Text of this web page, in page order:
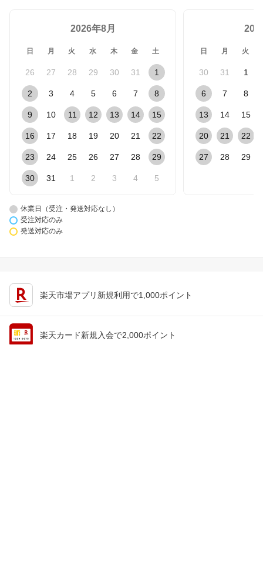
2026年8月
日 月 火 水 木 金 土
26 27 28 29 30 31 1
2 3 4 5 6 7 8
9 10 11 12 13 14 15
16 17 18 19 20 21 22
23 24 25 26 27 28 29
30 31 1 2 3 4 5
日 月 火
30 31 1
6 7 8
13 14 15
20 21 22
27 28 29
休業日（受注・発送対応なし）
受注対応のみ
発送対応のみ
楽天市場アプリ新規利用で1,000ポイント
楽天カード新規入会で2,000ポイント